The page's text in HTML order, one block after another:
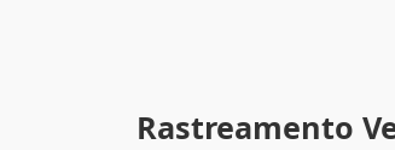
Rastreamento